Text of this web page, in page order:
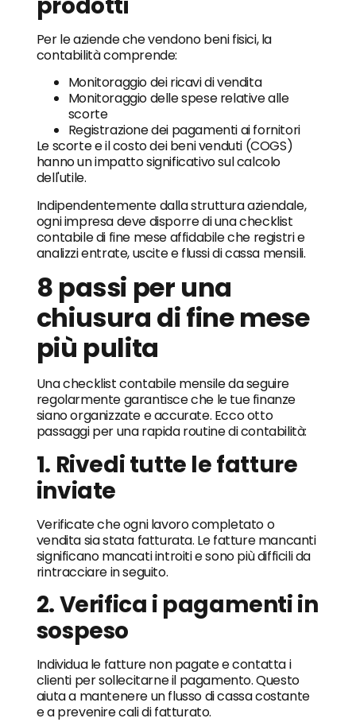
Per le aziende che vendono beni fisici, la
contabilità comprende:
Monitoraggio dei ricavi di vendita
Monitoraggio delle spese relative alle
scorte
Registrazione dei pagamenti ai fornitori
Le scorte e il costo dei beni venduti (COGS)
hanno un impatto significativo sul calcolo
dell'utile.
Indipendentemente dalla struttura aziendale,
ogni impresa deve disporre di una checklist
contabile di fine mese affidabile che registri e
analizzi entrate, uscite e flussi di cassa mensili.
8 passi per una
chiusura di fine mese
più pulita
Una checklist contabile mensile da seguire
regolarmente garantisce che le tue finanze
siano organizzate e accurate. Ecco otto
passaggi per una rapida routine di contabilità:
1. Rivedi tutte le fatture
inviate
Verificate che ogni lavoro completato o
vendita sia stata fatturata. Le fatture mancanti
significano mancati introiti e sono più difficili da
rintracciare in seguito.
2. Verifica i pagamenti in
sospeso
Individua le fatture non pagate e contatta i
clienti per sollecitarne il pagamento. Questo
aiuta a mantenere un flusso di cassa costante
e a prevenire cali di fatturato.